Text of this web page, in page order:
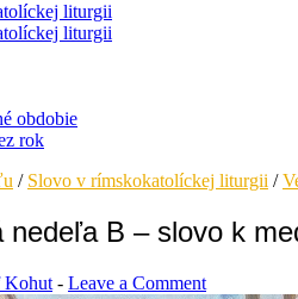
liturgii
liturgii
obdobie
rok
/ Slovo v rímskokatolíckej liturgii /
nedeľa B – slovo k
Kohut - Leave a Comment